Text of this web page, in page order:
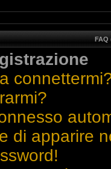
FAQ
di apparire